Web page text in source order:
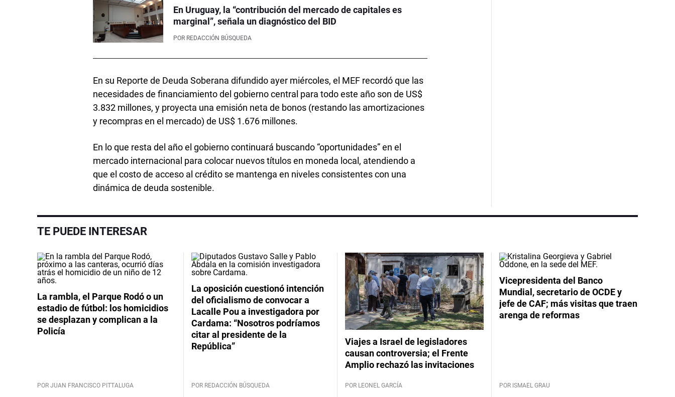
En Uruguay, la “contribución del mercado de capitales es
marginal”, señala un diagnóstico del BID
POR REDACCIÓN BÚSQUEDA
En su Reporte de Deuda Soberana difundido ayer miércoles, el MEF recordó que las
necesidades de financiamiento del gobierno central para todo este año son de US$
3.832 millones, y proyecta una emisión neta de bonos (restando las amortizaciones
y recompras en el mercado) de US$ 1.676 millones.
En lo que resta del año el gobierno continuará buscando “oportunidades” en el
mercado internacional para colocar nuevos títulos en moneda local, atendiendo a
que el costo de acceso al crédito se mantenga en niveles consistentes con una
dinámica de deuda sostenible.
TE PUEDE INTERESAR
La rambla, el Parque Rodó o un
estadio de fútbol: los homicidios
se desplazan y complican a la
Policía
POR JUAN FRANCISCO PITTALUGA
La oposición cuestionó intención
del oficialismo de convocar a
Lacalle Pou a investigadora por
Cardama: “Nosotros podríamos
citar al presidente de la
República”
POR REDACCIÓN BÚSQUEDA
Viajes a Israel de legisladores
causan controversia; el Frente
Amplio rechazó las invitaciones
POR LEONEL GARCÍA
Vicepresidenta del Banco
Mundial, secretario de OCDE y
jefe de CAF; más visitas que traen
arenga de reformas
POR ISMAEL GRAU